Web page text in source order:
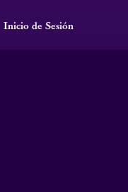
Inicio de Sesión